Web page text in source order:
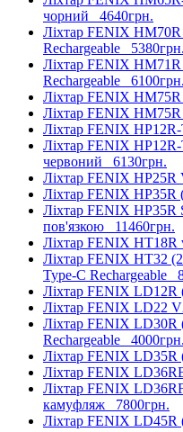
чорний 4640грн.
Ліхтар FENIX
Rechargeable 5380грн.
Ліхтар FENIX
Rechargeable 6100грн.
Ліхтар FENIX
Ліхтар FENIX
Ліхтар FENIX
Ліхтар FENIX
червоний 6130грн.
Ліхтар FENIX
Ліхтар FENIX HP35R
Ліхтар FENIX HP35R
пов'язкою 11460грн.
Ліхтар FENIX HT18R
Ліхтар FENIX HT32
Type-C Rechargeable
Ліхтар FENIX
Ліхтар FENIX LD22
Ліхтар FENIX LD30R
Rechargeable 4000грн.
Ліхтар FENIX LD35R
Ліхтар FENIX
Ліхтар FENIX
камуфляж 7800грн.
Ліхтар FENIX LD45R